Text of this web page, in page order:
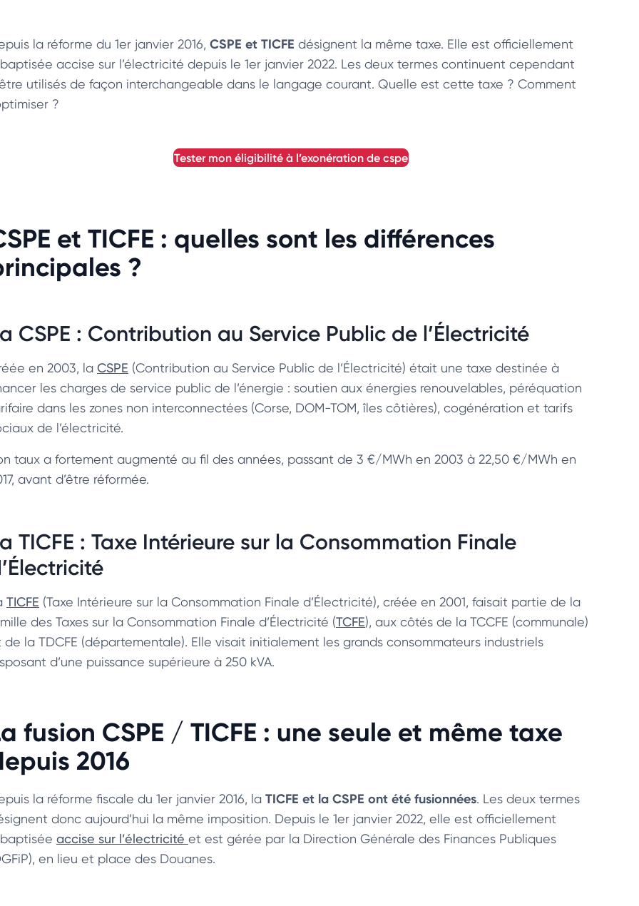
la réforme du 1er janvier 2016, CSPE et TICFE désignent la même taxe. Elle est officiellement
accise sur l’électricité depuis le 1er janvier 2022. Les deux termes continuent cependant
utilisés de façon interchangeable dans le langage courant. Quelle est cette taxe ? Comment
?
tester mon éligibilité à l’exonération de cspe
et TICFE : quelles sont les différences
?
CSPE : Contribution au Service Public de l’Électricité
en 2003, la CSPE (Contribution au Service Public de l’Électricité) était une taxe destinée à
les charges de service public de l’énergie : soutien aux énergies renouvelables, péréquation
dans les zones non interconnectées (Corse, DOM-TOM, îles côtières), cogénération et tarifs
de l’électricité.
taux a fortement augmenté au fil des années, passant de 3 €/MWh en 2003 à 22,50 €/MWh en
avant d’être réformée.
TICFE : Taxe Intérieure sur la Consommation Finale
TICFE (Taxe Intérieure sur la Consommation Finale d’Électricité), créée en 2001, faisait partie de la
des Taxes sur la Consommation Finale d’Électricité (TCFE), aux côtés de la TCCFE (communale)
de la TDCFE (départementale). Elle visait initialement les grands consommateurs industriels
d’une puissance supérieure à 250 kVA.
fusion CSPE / TICFE : une seule et même taxe
2016
la réforme fiscale du 1er janvier 2016, la TICFE et la CSPE ont été fusionnées. Les deux termes
donc aujourd’hui la même imposition. Depuis le 1er janvier 2022, elle est officiellement
accise sur l’électricité et est gérée par la Direction Générale des Finances Publiques
en lieu et place des Douanes.